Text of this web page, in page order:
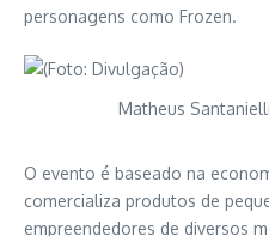
personagens como Frozen.
Matheus
O evento é baseado na
comercializa produtos de
empreendedores de diversos